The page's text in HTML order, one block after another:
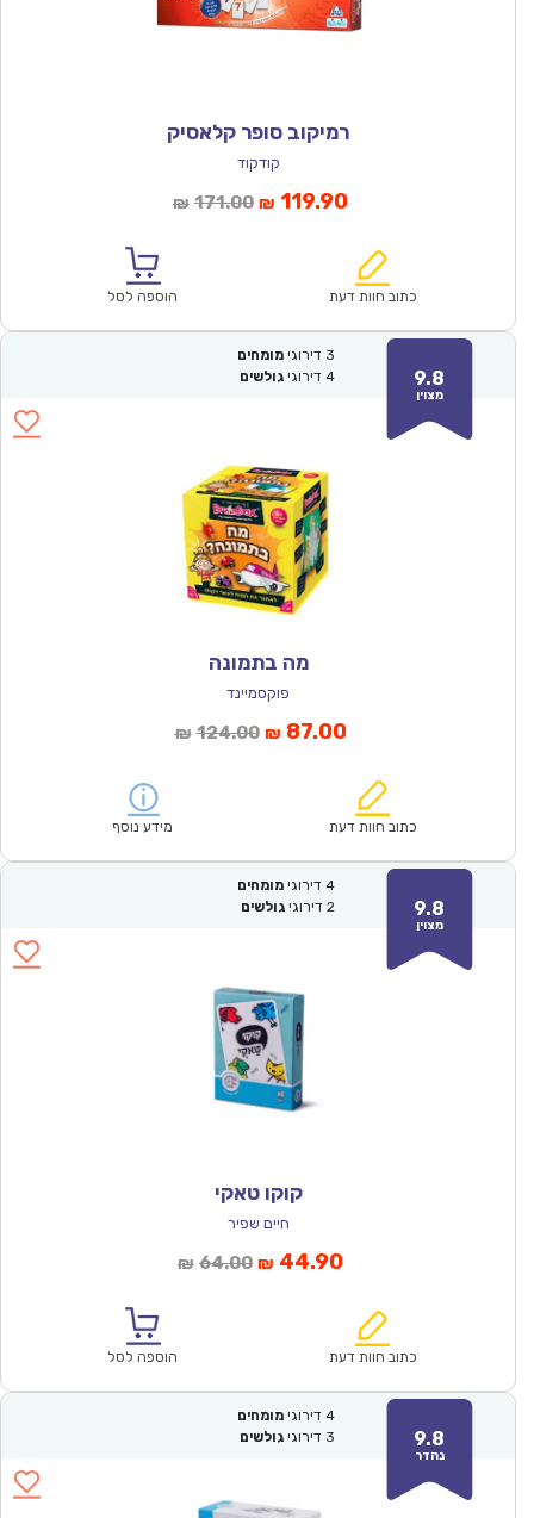
רמיקוב סופר קלאסיק
קודקוד
₪ 171.00המחיר
₪171.00.
₪ 119.90המחיר
הוא:
כתוב חוות דעת הוספה לסל
9.8
מצוין
3 דירוגי מומחים
4 דירוגי גולשים
מה בתמונה
פוקסמיינד
₪ 124.00המחיר
₪124.00.
₪ 87.00המחיר
הוא:
כתוב חוות דעת מידע נוסף
9.8
מצוין
4 דירוגי מומחים
2 דירוגי גולשים
קוקו טאקי
חיים שפיר
₪ 64.00המחיר
₪64.00.
₪ 44.90המחיר
הוא:
כתוב חוות דעת הוספה לסל
9.8
נהדר
4 דירוגי מומחים
3 דירוגי גולשים